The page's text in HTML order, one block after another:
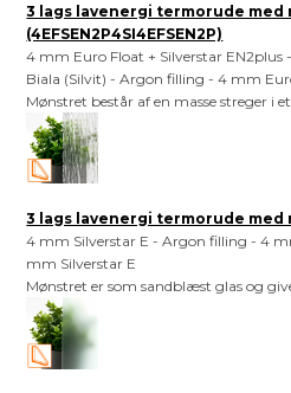
3 lags lavenergi termorude med
(4EFSEN2P4SI4EFSEN2P)
4 mm Euro Float + Silverstar
Biala (Silvit) - Argon filling - 4 mm
Mønstret består af en masse streger i
3 lags lavenergi termorude med
4 mm Silverstar E - Argon filling - 4
mm Silverstar E
Mønstret er som sandblæst glas og